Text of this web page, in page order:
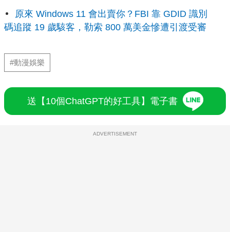
原來 Windows 11 會出賣你？FBI 靠 GDID 識別
碼追蹤 19 歲駭客，勒索 800 萬美金慘遭引渡受審
#動漫娛樂
送【10個ChatGPT的好工具】電子書
ADVERTISEMENT